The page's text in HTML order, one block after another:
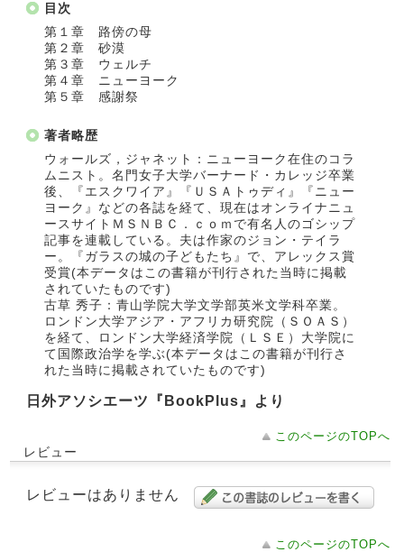
目次
第１章 路傍の母
第２章 砂漠
第３章 ウェルチ
第４章 ニューヨーク
第５章 感謝祭
著者略歴
ウォールズ，ジャネット：ニューヨーク在住のコラ
ムニスト。名門女子大学バーナード・カレッジ卒業
後、『エスクワイア』『ＵＳＡトゥディ』『ニュー
ヨーク』などの各誌を経て、現在はオンライナニュ
ースサイトＭＳＮＢＣ．ｃｏｍで有名人のゴシップ
記事を連載している。夫は作家のジョン・テイラ
ー。『ガラスの城の子どもたち』で、アレックス賞
受賞(本データはこの書籍が刊行された当時に掲載
されていたものです)
古草 秀子：青山学院大学文学部英米文学科卒業。
ロンドン大学アジア・アフリカ研究院（ＳＯＡＳ）
を経て、ロンドン大学経済学院（ＬＳＥ）大学院に
て国際政治学を学ぶ(本データはこの書籍が刊行さ
れた当時に掲載されていたものです)
日外アソシエーツ『BookPlus』より
このページのTOPへ
レビュー
レビューはありません
このページのTOPへ